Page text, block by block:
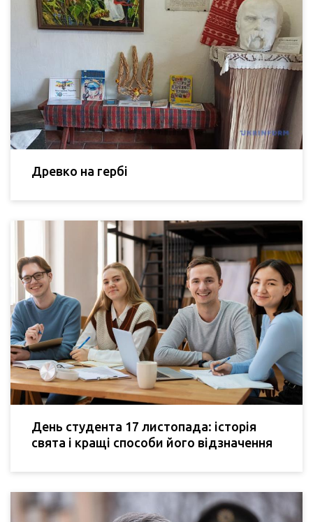
Древко на гербі
День студента 17 листопада: історія
свята і кращі способи його відзначення